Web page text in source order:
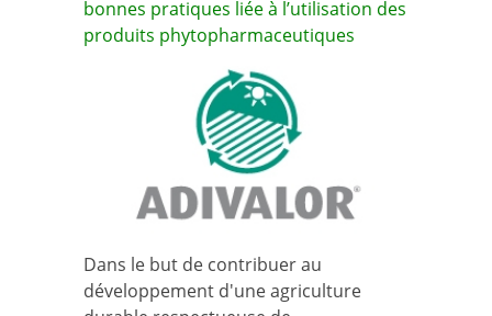
bonnes pratiques liée à l’utilisation des
produits phytopharmaceutiques
Dans le but de contribuer au
développement d'une agriculture